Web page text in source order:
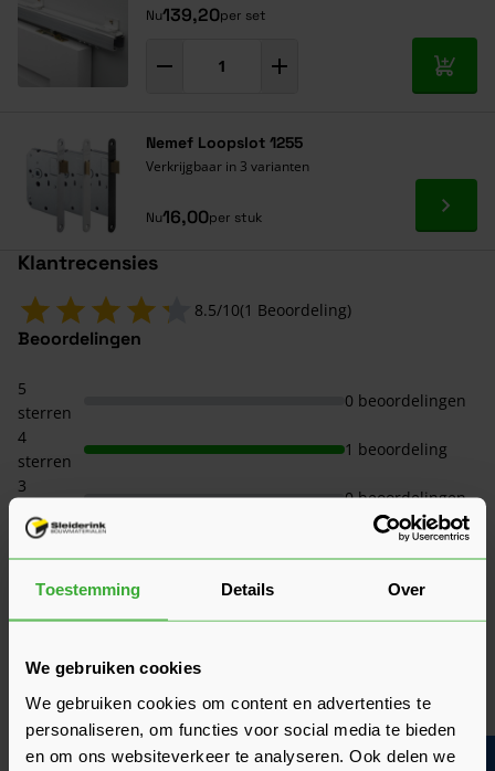
Toestemming Details Over
We gebruiken cookies
We gebruiken cookies om content en advertenties te
personaliseren, om functies voor social media te bieden
en om ons websiteverkeer te analyseren. Ook delen we
Nu139,20per set
In
Nemef Loopslot 1255
Verkrijgbaar in 3 varianten
Nu16,00per stuk Ga
Klantrecensies
8.5/10(1 Beoordeling)
Beoordelingen
5
sterren
0 beoordelingen
4
sterren
1 beoordeling
3
0 beoordelingen
2
sterren
0 beoordelingen
1 ster
0 beoordelingen
Beoordeling schrijven